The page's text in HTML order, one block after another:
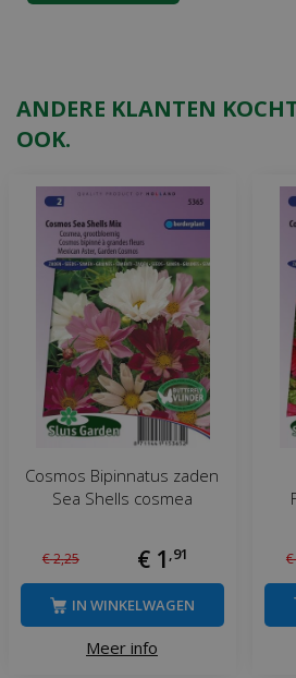
ANDERE KLANTEN
OOK.
Cosmos Bipinnatus zaden
Sea Shells cosmea
€2,25 € 1 ,91
Meer info
IN WINKELWAGEN
€